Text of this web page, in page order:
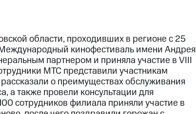
области, проходивших в регионе с 25
кинофестиваль имени Андрея
партнером и приняла участие в VIII
МТС представили участникам
о преимуществах обслуживания
а также провели консультации для
сотрудников филиала приняли участие в